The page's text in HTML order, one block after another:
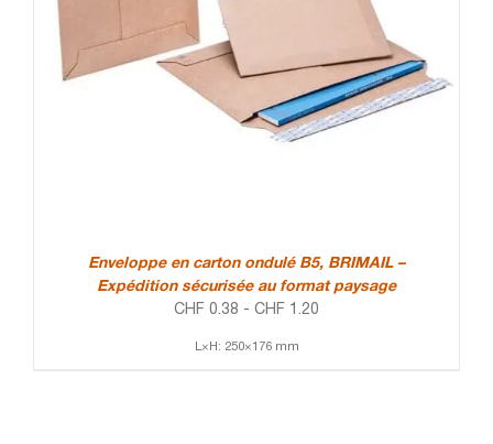
Enveloppe en carton ondulé B5, BRIMAIL –
Expédition sécurisée au format paysage
CHF 0.38 - CHF 1.20
L×H: 250×176 mm